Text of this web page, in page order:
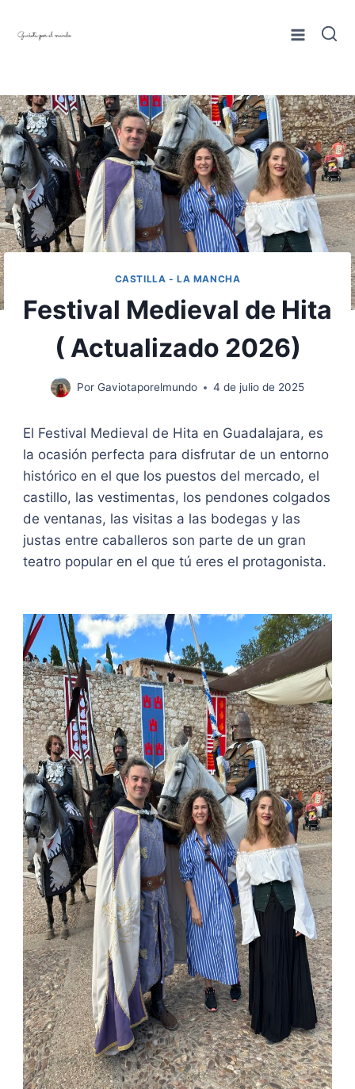
CASTILLA - LA MANCHA
Festival Medieval de Hita
( Actualizado 2026)
Por Gaviotaporelmundo 4 de julio de 2025
El Festival Medieval de Hita en Guadalajara, es
la ocasión perfecta para disfrutar de un entorno
histórico en el que los puestos del mercado, el
castillo, las vestimentas, los pendones colgados
de ventanas, las visitas a las bodegas y las
justas entre caballeros son parte de un gran
teatro popular en el que tú eres el protagonista.